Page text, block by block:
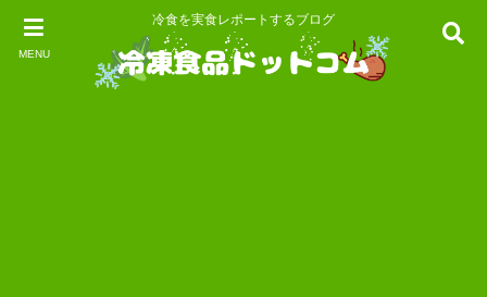
MENU
冷食を実食レポートするブログ